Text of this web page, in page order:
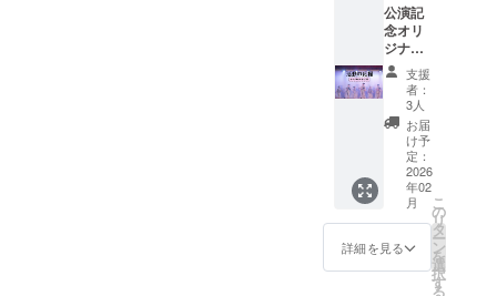
公演記
念オリ
ジナル
タオル
２枚
(フェイ
スタオ
ル) サイ
ズ縦４
０セン
チ×横８
０セン
チ
支援
者：
3人
お届
け予
定：
2026
年02
月
詳細を見る
こ
の
リ
タ
ー
ン
を
選
択
す
る